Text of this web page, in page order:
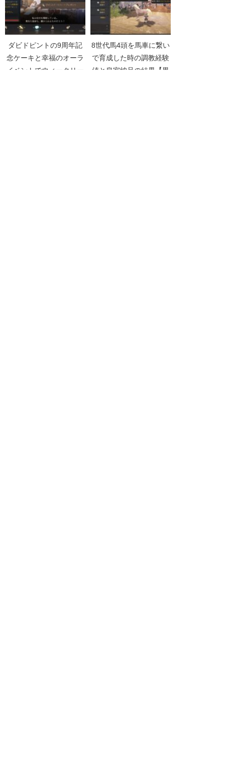
ダビドピントの9周年記
念ケーキと幸福のオーラ
イベントでウィークリー
8世代馬4頭を馬車に繋い
で育成した時の調教経験
値と皇室納品の結果【黒